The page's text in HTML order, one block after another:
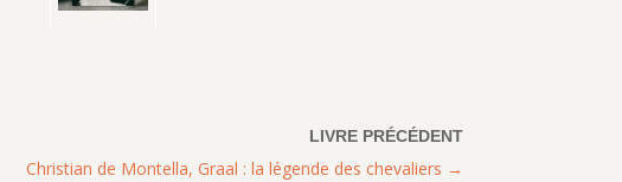
Christian de Montella, Graal : la légende des chevaliers